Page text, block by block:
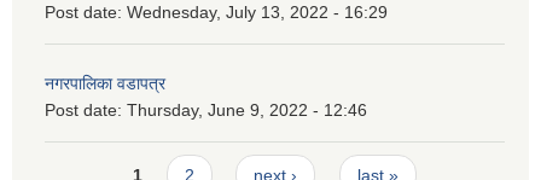
Post date: Wednesday, July 13, 2022 - 16:29
नगरपालिका वडापत्र
Post date: Thursday, June 9, 2022 - 12:46
1 2 next › last »